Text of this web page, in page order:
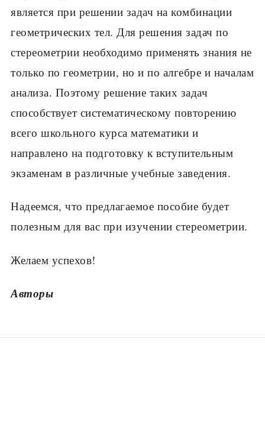
является при решении задач на комбинации
геометрических тел. Для ре­шения задач по
стереометрии необходимо применять знания не
только по геометрии, но и по алгебре и началам
анализа. Поэтому решение таких задач
способствует систематическому повторению
всего школьного курса математики и
направлено на подготовку к вступительным
экзаменам в раз­личные учебные заведения.
Надеемся, что предлагаемое пособие будет
полезным для вас при изучении стереометрии.
Желаем успехов!
Авторы